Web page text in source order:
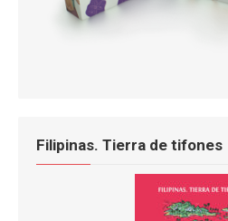
Filipinas. Tierra de tifones